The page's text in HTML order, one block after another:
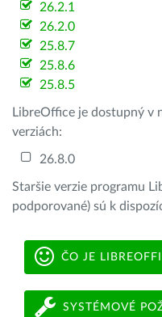
26.2.1
26.2.0
25.8.7
25.8.6
25.8.5
LibreOffice je dostupný v
verziách:
26.8.0
Staršie verzie programu
podporované) sú k
ČO JE
SYSTÉMOVÉ